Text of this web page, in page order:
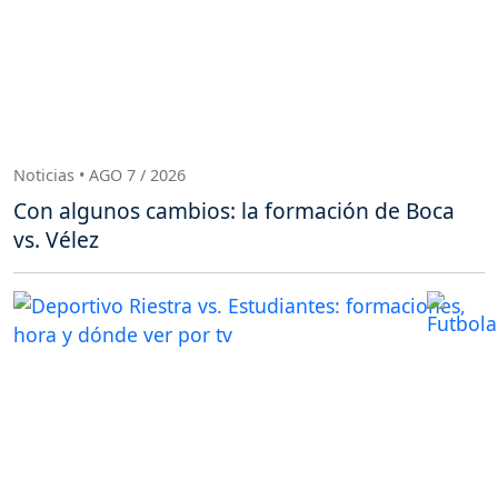
Noticias • AGO 7 / 2026
Con algunos cambios: la formación de Boca
vs. Vélez